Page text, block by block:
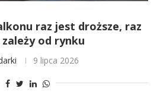
raz jest droższe, raz
od rynku
9 lipca 2026